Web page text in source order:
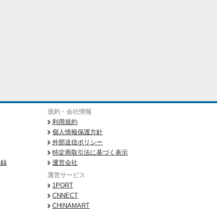
規約・会社情報
利用規約
個人情報保護方針
外部送信ポリシー
特定商取引法に基づく表示
運営会社
運営サービス
1PORT
CNNECT
CHINAMART